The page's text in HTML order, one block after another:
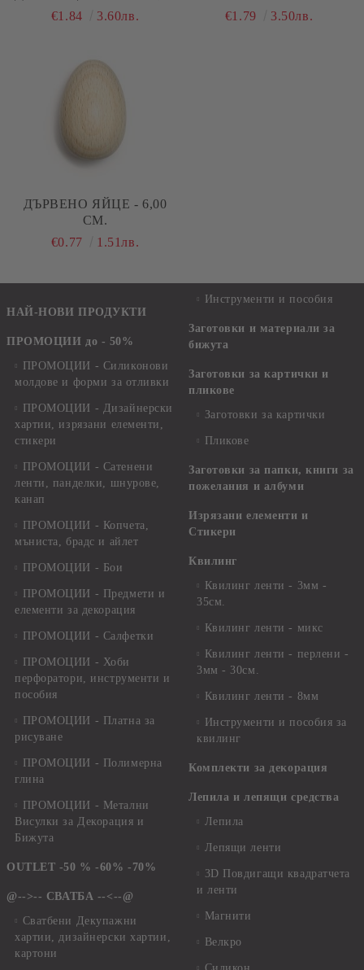
СМ
€1.84 3.60лв.
€1.79
3.50лв.
ДЪРВЕНО ЯЙЦЕ - 6,00
СМ.
€0.77
1.51лв.
НАЙ-НОВИ ПРОДУКТИ
ПРОМОЦИИ до - 50%
ПРОМОЦИИ - Силиконови
молдове и форми за отливки
ПРОМОЦИИ - Дизайнерски
хартии, изрязани елементи,
стикери
ПРОМОЦИИ - Сатенени
ленти, панделки, шнурове,
канап
ПРОМОЦИИ - Копчета,
мъниста, брадс и айлет
ПРОМОЦИИ - Бои
ПРОМОЦИИ - Предмети и
елементи за декорация
ПРОМОЦИИ - Салфетки
ПРОМОЦИИ - Хоби
перфоратори, инструменти и
пособия
ПРОМОЦИИ - Платна за
рисуване
ПРОМОЦИИ - Полимерна
глина
ПРОМОЦИИ - Метални
Висулки за Декорация и
Бижута
OUTLET -50 % -60% -70%
@-->-- СВАТБА --<--@
Сватбени Декупажни
хартии, дизайнерски хартии,
картони
Инструменти и пособия
Заготовки и материали за
бижута
Заготовки за картички и
пликове
Заготовки за картички
Пликове
Заготовки за папки, книги за
пожелания и албуми
Изрязани елементи и
Стикери
Квилинг
Квилинг ленти - 3мм -
35см.
Квилинг ленти - микс
Квилинг ленти - перлени -
3мм - 30см.
Квилинг ленти - 8мм
Инструменти и пособия за
квилинг
Комплекти за декорация
Лепила и лепящи средства
Лепила
Лепящи ленти
3D Повдигащи квадратчета
и ленти
Магнити
Велкро